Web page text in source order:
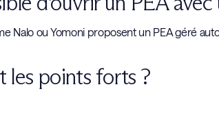
Nalo ou Yomoni proposent un PEA géré
les points forts ?